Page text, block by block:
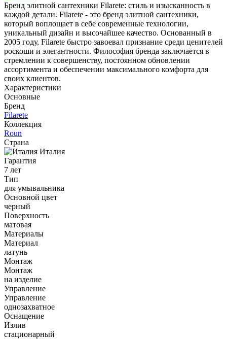
Бренд элитной сантехники Filarete: стиль и изысканность в
каждой детали. Filarete - это бренд элитной сантехники,
который воплощает в себе современные технологии,
уникальный дизайн и высочайшее качество. Основанный в
2005 году, Filarete быстро завоевал признание среди ценителей
роскоши и элегантности. Философия бренда заключается в
стремлении к совершенству, постоянном обновлении
ассортимента и обеспечении максимального комфорта для
своих клиентов.
Характеристики
Основные
Бренд
Filarete
Коллекция
Roun
Страна
Италия
Гарантия
7 лет
Тип
для умывальника
Основной цвет
черный
Поверхность
матовая
Материалы
Материал
латунь
Монтаж
Монтаж
на изделие
Управление
Управление
однозахватное
Оснащение
Излив
стационарный